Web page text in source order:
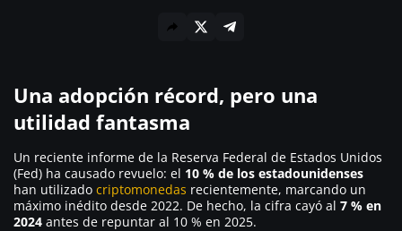
Una adopción récord, pero una
utilidad fantasma
Un reciente informe de la Reserva Federal de Estados Unidos
(Fed) ha causado revuelo: el 10 % de los estadounidenses
han utilizado criptomonedas recientemente, marcando un
máximo inédito desde 2022. De hecho, la cifra cayó al 7 % en
2024 antes de repuntar al 10 % en 2025.